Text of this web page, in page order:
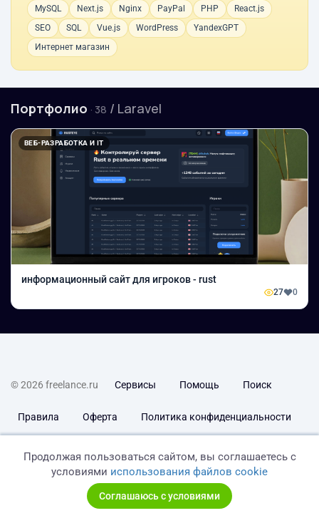
MySQL
Next.js Nginx PayPal PHP
React.js
SEO
SQL Vue.js WordPress
YandexGPT
Интернет магазин
Портфолио · 38 / Laravel
ВЕБ-РАЗРАБОТКА И IT
информационный сайт для игроков - rust
27 0
© 2026 freelance.ru Сервисы Помощь Поиск
Правила Оферта Политика конфиденциальности
Продолжая пользоваться сайтом, вы соглашаетесь с
условиями использования файлов cookie
Соглашаюсь с условиями